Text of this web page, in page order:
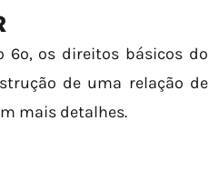
6º, os direitos básicos do
de uma relação de
mais detalhes.